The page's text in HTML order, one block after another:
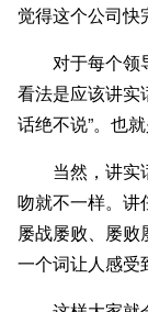
觉得这个公司快
对于每个领
看法是应该讲实
话绝不说”。也
当然，讲实
吻就不一样。讲
屡战屡败、屡败
一个词让人感受